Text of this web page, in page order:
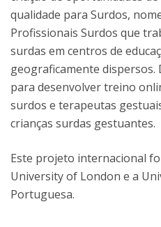
qualidade para Surdos,
Profissionais Surdos que
surdas em centros de
geograficamente
para desenvolver treino
surdos e terapeutas
crianças surdas gestuantes.
Este projeto internacional
University of London e a
Portuguesa.